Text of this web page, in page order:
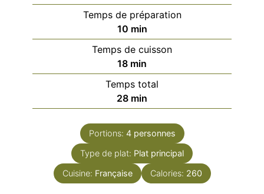
Temps de préparation
10minutes
min
Temps de cuisson
18minutes
min
Temps total
28minutes
min
Portions: 4 personnes
Type de plat: Plat principal
Cuisine: Française Calories: 260